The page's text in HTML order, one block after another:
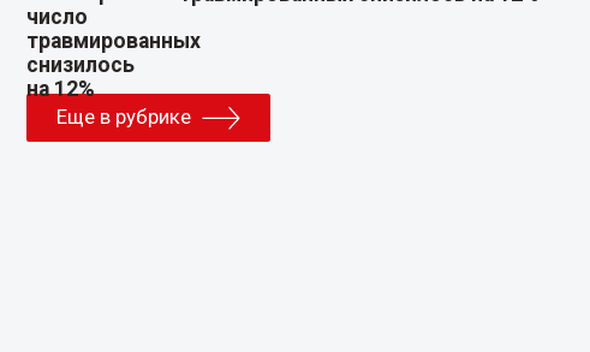
Еще в рубрике